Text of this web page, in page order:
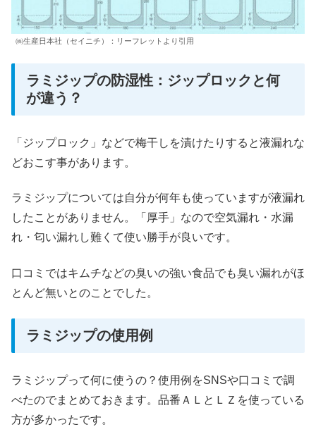
㈱生産日本社（セイニチ）：リーフレットより引用
ラミジップの防湿性：ジップロックと何
が違う？
「ジップロック」などで梅干しを漬けたりすると液漏れな
どおこす事があります。
ラミジップについては自分が何年も使っていますが液漏れ
したことがありません。「厚手」なので空気漏れ・水漏
れ・匂い漏れし難くて使い勝手が良いです。
口コミではキムチなどの臭いの強い食品でも臭い漏れがほ
とんど無いとのことでした。
ラミジップの使用例
ラミジップって何に使うの？使用例をSNSや口コミで調
べたのでまとめておきます。品番ＡＬとＬＺを使っている
方が多かったです。